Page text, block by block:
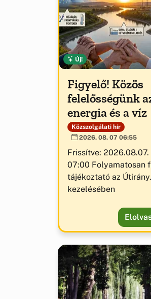
Új!
Figyelő! Közös
felelősségünk
energia és a víz
Közszolgálati hír
2026. 08. 07 06:55
Frissítve: 2026.08.07.
07:00 Folyamatosan
tájékoztató az
kezelésében